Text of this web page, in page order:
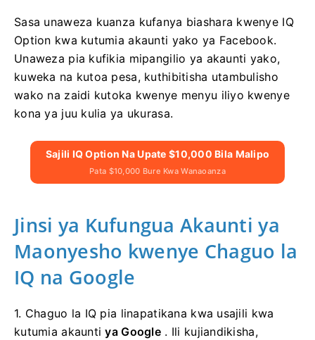
Sasa unaweza kuanza kufanya biashara kwenye IQ
Option kwa kutumia akaunti yako ya Facebook.
Unaweza pia kufikia mipangilio ya akaunti yako,
kuweka na kutoa pesa, kuthibitisha utambulisho
wako na zaidi kutoka kwenye menyu iliyo kwenye
kona ya juu kulia ya ukurasa.
Sajili IQ Option Na Upate $10,000 Bila Malipo
Pata $10,000 Bure Kwa Wanaoanza
Jinsi ya Kufungua Akaunti ya
Maonyesho kwenye Chaguo la
IQ na Google
1. Chaguo la IQ pia linapatikana kwa usajili kwa
kutumia akauntiya Google . Ili kujiandikisha,